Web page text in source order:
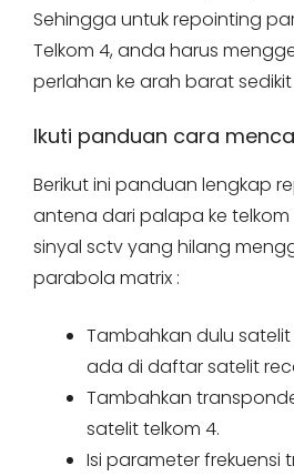
Sehingga untuk repointing
Telkom 4, anda harus
perlahan ke arah barat sedikit
Ikuti panduan cara
Berikut ini panduan lengkap
antena dari palapa ke telkom
sinyal sctv yang hilang
parabola matrix :
Tambahkan dulu
ada di daftar satelit
Tambahkan
satelit telkom 4.
Isi parameter frekuensi